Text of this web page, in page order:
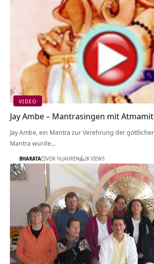
VIDEO
Jay Ambe – Mantrasingen mit
Jay Ambe, ein Mantra zur Verehrung der
Mantra wurde…
BHARATA VOR 16 JAHREN 2K VIEWS